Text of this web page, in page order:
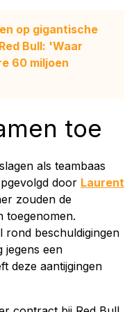
op gigantische
Bull: 'Waar
60 miljoen
toe
als teambaas
door Laurent
zouden de
toegenomen.
rond beschuldigingen
jegens een
deze aantijgingen